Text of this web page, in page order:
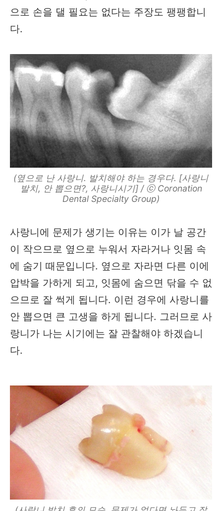
으로 손을 댈 필요는 없다는 주장도 팽팽합니
다.
(옆으로 난 사랑니. 발치해야 하는 경우다. [사랑니
발치, 안 뽑으면?, 사랑니시기] / ⓒ Coronation
Dental Specialty Group)
사랑니에 문제가 생기는 이유는 이가 날 공간
이 작으므로 옆으로 누워서 자라거나 잇몸 속
에 숨기 때문입니다. 옆으로 자라면 다른 이에
압박을 가하게 되고, 잇몸에 숨으면 닦을 수 없
으므로 잘 썩게 됩니다. 이런 경우에 사랑니를
안 뽑으면 큰 고생을 하게 됩니다. 그러므로 사
랑니가 나는 시기에는 잘 관찰해야 하겠습니
다.